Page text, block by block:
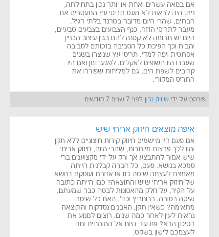
אם במאה עשרים ואחת או יותר נכון בתחילתה,
ניתן היה לראות לא מעט תריסי עץ המעטרים את
הבתים, שהרי היום מדובר בטרנד בלתי רגיל.
מעבר לתריסי הזזה, כנף הצבועים בצבעים טבעיים,
היום יש תרומה לא קטנה להם בגין עיצוב הבניין
והבית וכך הפיכת כל הסביבה בזכותם לסביבה
אסתטית ויפה למדי. תריסי עץ שנוצרו בשנים
שעברו היו חשופים לאקלים, לפגעי זמן ואם היו
קרובים לשפת הים, גם למליחות שפוררו את
התריס המקורי.
פורסם על ידי שיווק נכון לפני 7 שנים 7 חודשים
איפה מוצאים חיזוק אריחי שיש
אם פעם היו מיישמים חיזוק קירות חיצוניים ללא תקן
והיו לכך פרצות מיותרות, שהרי היום, חיזוק אריחי
שיש אמור להתבצע אך ורק על ידי מקצוענים ברי
סמכא בנושא. פעם, כל חברה קבלנית הייתה
מאמצת לעצמה שיטה כזו או אחרת ועוסקת בנושא
של חיזוק אריחי שיש והתוצאה? כמו הייתה כתובה
על הקיר, על חלק מהאסונות לבטח כבר שמעתם.
שיטה רטובה, ברונוביץ וכד'. האם כל שיטה
מתאימה? כשאין תקן, האבנים נסדקות והתוצאה
נראית לעין לאחר כמה שנים. רוצים למנוע את
הסיכון הבא? פנו עוד היום אל המומחים ותנו
לעצמכם לישון בשקט.